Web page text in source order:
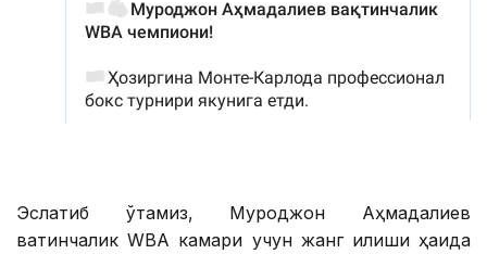
Эслатиб ўтамиз, Муроджон Аҳмадалиев
вақтинчалик WBA камари учун жанг қилиши ҳақида